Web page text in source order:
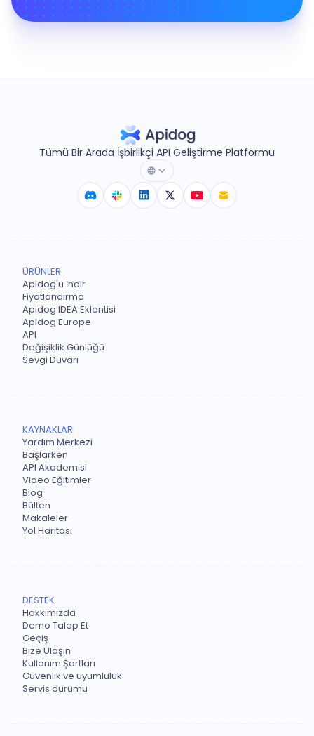
Tümü Bir Arada İşbirlikçi API Geliştirme Platformu
ÜRÜNLER
Apidog'u İndir
Fiyatlandırma
Apidog IDEA Eklentisi
Apidog Europe
API
Değişiklik Günlüğü
Sevgi Duvarı
KAYNAKLAR
Yardım Merkezi
Başlarken
API Akademisi
Video Eğitimler
Blog
Bülten
Makaleler
Yol Haritası
DESTEK
Hakkımızda
Demo Talep Et
Geçiş
Bize Ulaşın
Kullanım Şartları
Güvenlik ve uyumluluk
Servis durumu